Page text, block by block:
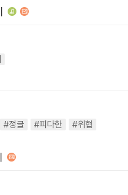
#정글 #피다한
#위협